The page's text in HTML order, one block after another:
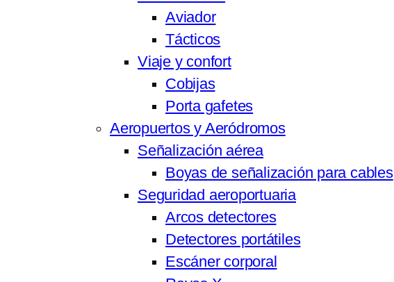
Aviador
Tácticos
Viaje y confort
Cobijas
Porta gafetes
Aeropuertos y Aeródromos
Señalización aérea
Boyas de señalización para cables
Seguridad aeroportuaria
Arcos detectores
Detectores portátiles
Escáner corporal